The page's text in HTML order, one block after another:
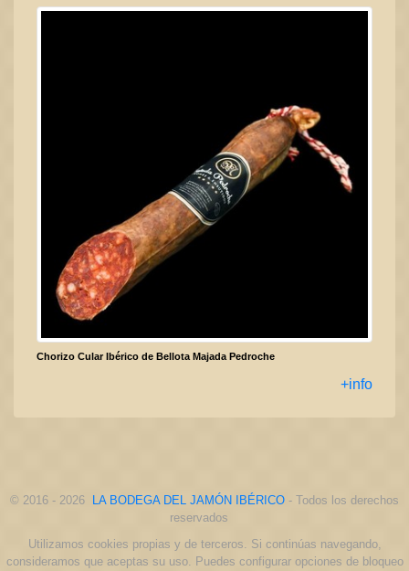
Chorizo Cular Ibérico de Bellota Majada Pedroche
+info
© 2016 - 2026 LA BODEGA DEL JAMÓN IBÉRICO - Todos los derechos
reservados
Utilizamos cookies propias y de terceros. Si continúas navegando,
consideramos que aceptas su uso. Puedes configurar opciones de bloqueo